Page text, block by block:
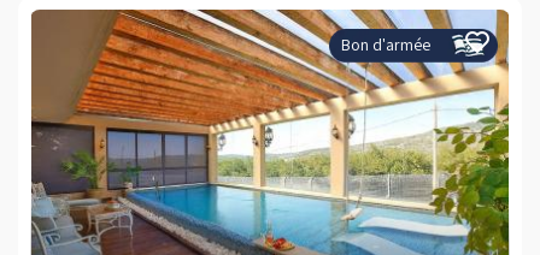
Bon d'armée